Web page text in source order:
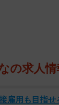
の求人情
雇用も目指